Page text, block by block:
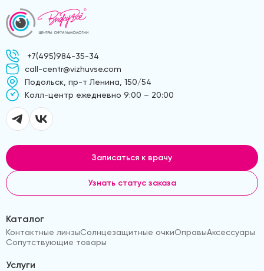
+7(495)984-35-34
call-centr@vizhuvse.com
Подольск, пр-т Ленина, 150/54
Kолл-центр ежедневно 9:00 – 20:00
Записаться к врачу
Узнать статус заказа
Каталог
Контактные линзыСолнцезащитные очкиОправыАксессуары
Сопутствующие товары
Услуги